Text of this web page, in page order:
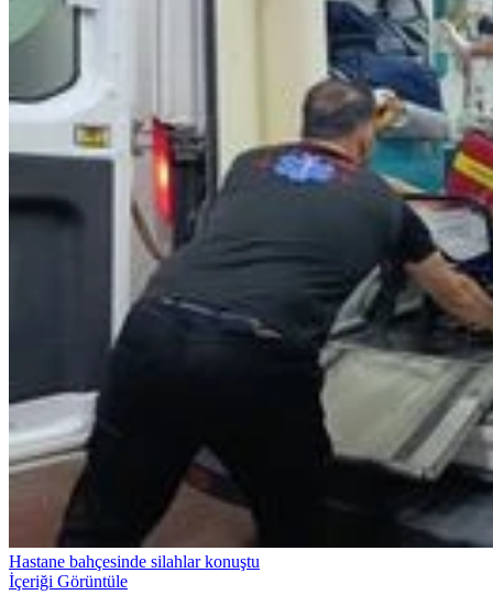
Hastane bahçesinde silahlar konuştu
İçeriği Görüntüle